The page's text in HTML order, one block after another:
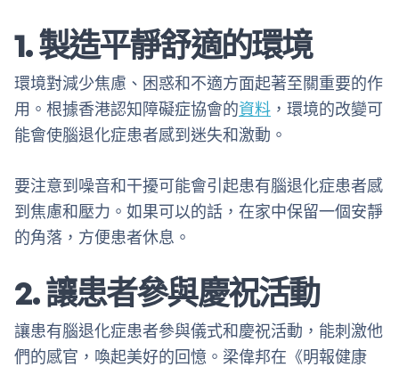
1. 製造平靜舒適的環境
環境對減少焦慮、困惑和不適方面起著至關重要的作
用。根據香港認知障礙症協會的資料 ，環境的改變可
能會使腦退化症患者感到迷失和激動。
要注意到噪音和干擾可能會引起患有腦退化症患者感
到焦慮和壓力。如果可以的話，在家中保留一個安靜
的角落，方便患者休息。
2. 讓患者參與慶祝活動
讓患有腦退化症患者參與儀式和慶祝活動，能刺激他
們的感官，喚起美好的回憶。梁偉邦在《明報健康